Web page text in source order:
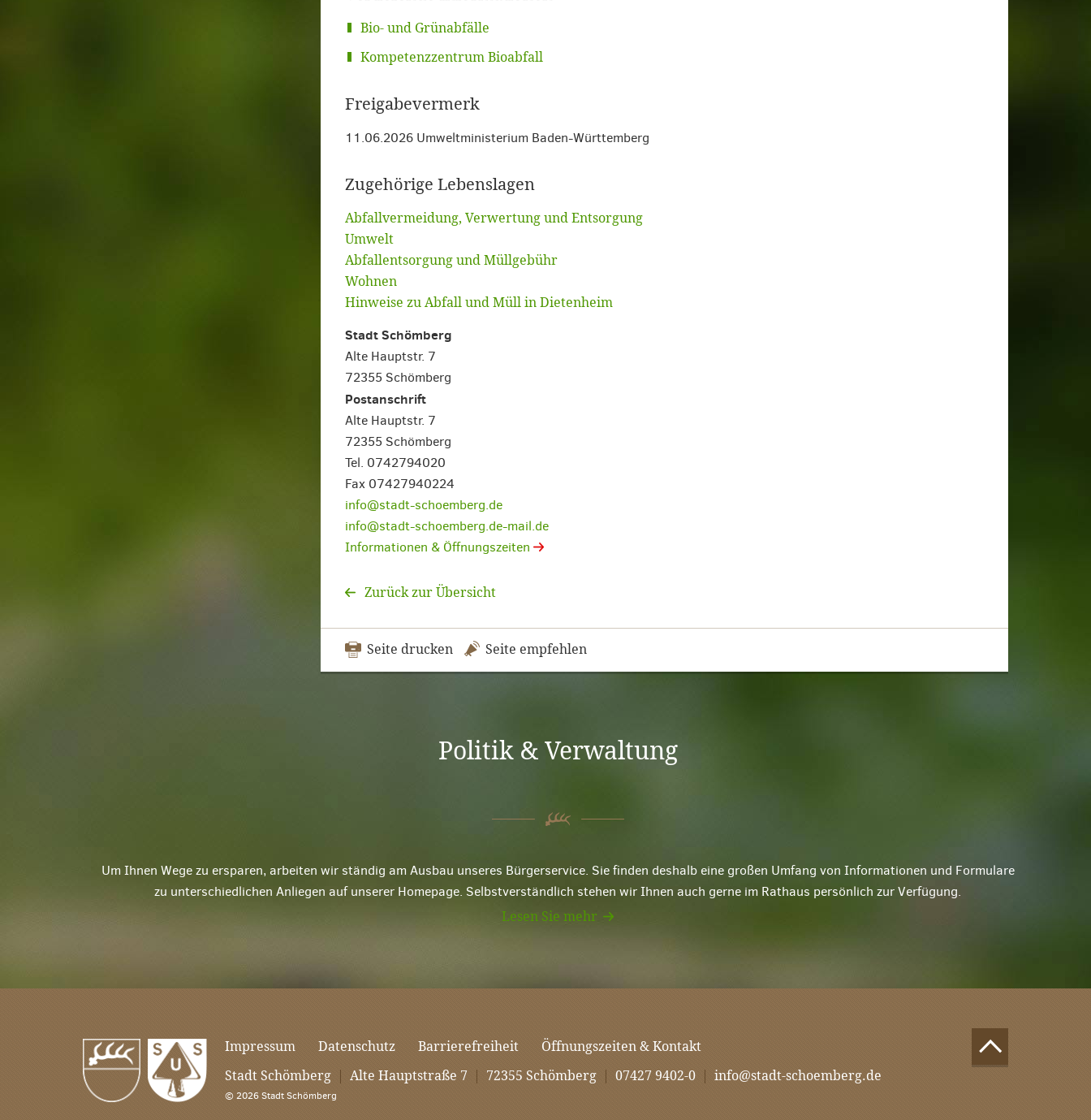
Bio- und Grünabfälle
Kompetenzzentrum Bioabfall
Freigabevermerk
11.06.2026 Umweltministerium Baden-Württemberg
Zugehörige Lebenslagen
Abfallvermeidung, Verwertung und Entsorgung
Umwelt
Abfallentsorgung und Müllgebühr
Wohnen
Hinweise zu Abfall und Müll in Dietenheim
Stadt Schömberg
Alte Hauptstr. 7
72355 Schömberg
Postanschrift
Alte Hauptstr. 7
72355 Schömberg
Tel. 0742794020
Fax 07427940224
info@stadt-schoemberg.de
info@stadt-schoemberg.de-mail.de
Informationen & Öffnungszeiten
Zurück zur Übersicht
Seite drucken Seite empfehlen
Politik & Verwaltung
Um Ihnen Wege zu ersparen, arbeiten wir ständig am Ausbau unseres Bürgerservice. Sie finden deshalb eine großen Umfang von Informationen und Formulare
zu unterschiedlichen Anliegen auf unserer Homepage. Selbstverständlich stehen wir Ihnen auch gerne im Rathaus persönlich zur Verfügung.
Lesen Sie mehr
Impressum Datenschutz Barrierefreiheit
Öffnungszeiten & Kontakt
Stadt Schömberg
Alte Hauptstraße 7 72355 Schömberg 07427 9402-0 info@stadt-schoemberg.de
© 2026 Stadt Schömberg